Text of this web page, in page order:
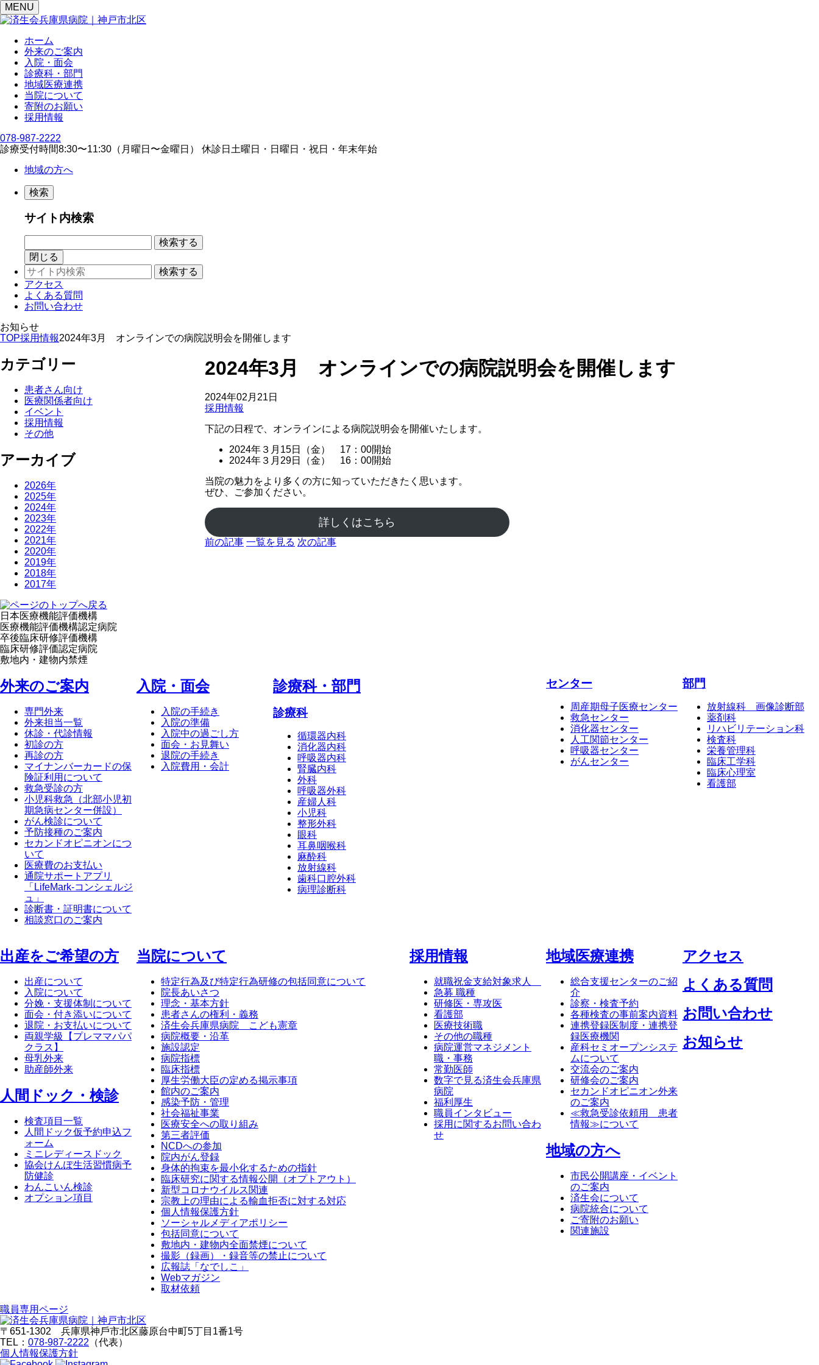
MENU
ホーム
外来のご案内
入院・面会
診療科・部門
地域医療連携
当院について
寄附のお願い
採用情報
078-987-2222
診療受付時間8:30〜11:30（⽉曜⽇〜⾦曜⽇） 休診日 ⼟曜⽇・⽇曜⽇・祝⽇・年末年始
地域の方へ
検索
サイト内検索
閉じる
アクセス
よくある質問
お問い合わせ
お知らせ
TOP採用情報2024年3月 オンラインでの病院説明会を開催します
カテゴリー
患者さん向け
医療関係者向け
イベント
採用情報
その他
アーカイブ
2026年
2025年
2024年
2023年
2022年
2021年
2020年
2019年
2018年
2017年
2024年3月 オンラインでの病院説明会を開催します
2024年02月21日
採用情報
下記の日程で、オンラインによる病院説明会を開催いたします。
2024年３月15日（金） 17：00開始
2024年３月29日（金） 16：00開始
当院の魅力をより多くの方に知っていただきたく思います。
ぜひ、ご参加ください。
詳しくはこちら
前の記事 一覧を見る 次の記事
日本医療機能評価機構
医療機能評価機構認定病院
卒後臨床研修評価機構
臨床研修評価認定病院
敷地内・建物内禁煙
外来のご案内
専門外来
外来担当一覧
休診・代診情報
初診の方
再診の方
マイナンバーカードの保
険証利用について
救急受診の方
小児科救急（北部小児初
期急病センター併設）
がん検診について
予防接種のご案内
セカンドオピニオンにつ
いて
医療費のお支払い
通院サポートアプリ
「LifeMark-コンシェルジ
ュ」
診断書・証明書について
相談窓口のご案内
⼊院・⾯会
入院の手続き
入院の準備
入院中の過ごし方
面会・お見舞い
退院の手続き
入院費用・会計
診療科・部⾨
診療科
循環器内科
消化器内科
呼吸器内科
腎臓内科
外科
呼吸器外科
産婦人科
小児科
整形外科
眼科
耳鼻咽喉科
麻酔科
放射線科
歯科口腔外科
病理診断科
センター
周産期母子医療センター
救急センター
消化器センター
人工関節センター
呼吸器センター
がんセンター
部門
放射線科 画像診断部
薬剤科
リハビリテーション科
検査科
栄養管理科
臨床工学科
臨床心理室
看護部
出産をご希望の方
出産について
入院について
分娩・支援体制について
面会・付き添いについて
退院・お支払いについて
両親学級【プレママパパ
クラス】
母乳外来
助産師外来
⼈間ドック・検診
検査項目一覧
人間ドック仮予約申込フ
ォーム
ミニレディースドック
協会けんぽ生活習慣病予
防健診
わんこいん検診
オプション項目
当院について
特定行為及び特定行為研修の包括同意について
院長あいさつ
理念・基本方針
患者さんの権利・義務
済生会兵庫県病院 こども憲章
病院概要・沿革
施設認定
病院指標
臨床指標
厚生労働大臣の定める掲示事項
館内のご案内
感染予防・管理
社会福祉事業
医療安全への取り組み
第三者評価
NCDへの参加
院内がん登録
身体的拘束を最小化するための指針
臨床研究に関する情報公開（オプトアウト）
新型コロナウイルス関連
宗教上の理由による輸血拒否に対する対応
個人情報保護方針
ソーシャルメディアポリシー
包括同意について
敷地内・建物内全面禁煙について
撮影（録画）・録音等の禁止について
広報誌「なでしこ」
Webマガジン
取材依頼
採⽤情報
就職祝金支給対象求人
急募 職種
研修医・専攻医
看護部
医療技術職
その他の職種
病院運営マネジメント
職・事務
常勤医師
数字で見る済生会兵庫県
病院
福利厚生
職員インタビュー
採用に関するお問い合わ
せ
地域医療連携
総合支援センターのご紹
介
診察・検査予約
各種検査の事前案内資料
連携登録医制度・連携登
録医療機関
産科セミオープンシステ
ムについて
交流会のご案内
研修会のご案内
セカンドオピニオン外来
のご案内
≪救急受診依頼用 患者
情報≫について
地域の方へ
市民公開講座・イベント
のご案内
済生会について
病院統合について
ご寄附のお願い
関連施設
アクセス
よくある質問
お問い合わせ
お知らせ
職員専⽤ページ
〒651-1302 兵庫県神⼾市北区藤原台中町5丁⽬1番1号
TEL： 078-987-2222 （代表）
個人情報保護方針